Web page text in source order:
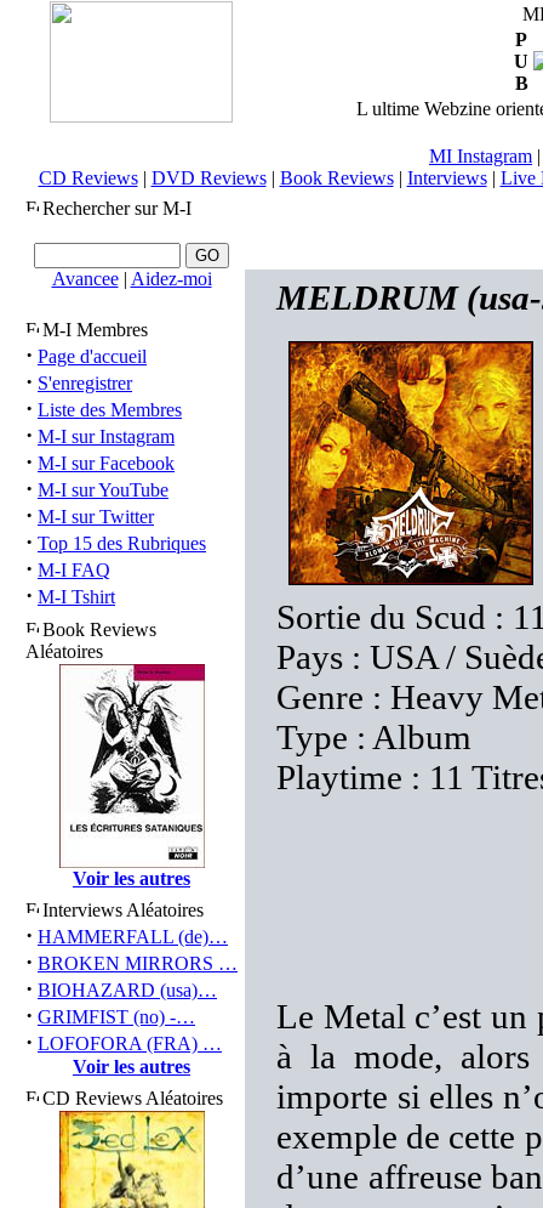
P
U
B
L ultime Webzine
MI Instagram
CD Reviews| DVD Reviews| Book Reviews| Interviews| Live
Rechercher sur M-I
Avancee| Aidez-moi
M-I Membres
· Page d'accueil
· S'enregistrer
· Liste des Membres
· M-I sur Instagram
· M-I sur Facebook
· M-I sur YouTube
· M-I sur Twitter
· Top 15 des Rubriques
· M-I FAQ
· M-I Tshirt
Book Reviews
Aléatoires
Voir les autres
Interviews Aléatoires
· HAMMERFALL (de)…
· BROKEN MIRRORS …
· BIOHAZARD (usa)…
· GRIMFIST (no) -…
· LOFOFORA (FRA) …
Voir les autres
CD Reviews Aléatoires
MELDRUM
Sortie du Scud :
Pays : USA /
Genre : Heavy
Type : Album
Playtime : 11
Le Metal c’est
à la mode, alors
importe si elles
exemple de cette
d’une affreuse